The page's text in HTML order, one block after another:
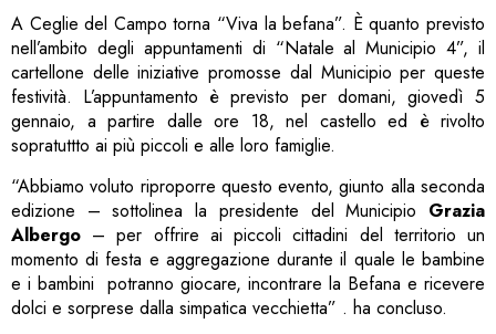
A Ceglie del Campo torna “Viva la befana”. È quanto previsto
nell’ambito degli appuntamenti di “Natale al Municipio 4”, il
cartellone delle iniziative promosse dal Municipio per queste
festività. L’appuntamento è previsto per domani, giovedì 5
gennaio, a partire dalle ore 18, nel castello ed è rivolto
sopratuttto ai più piccoli e alle loro famiglie.
“Abbiamo voluto riproporre questo evento, giunto alla seconda
edizione – sottolinea la presidente del Municipio Grazia
Albergo – per offrire ai piccoli cittadini del territorio un
momento di festa e aggregazione durante il quale le bambine
e i bambini potranno giocare, incontrare la Befana e ricevere
dolci e sorprese dalla simpatica vecchietta” . ha concluso.